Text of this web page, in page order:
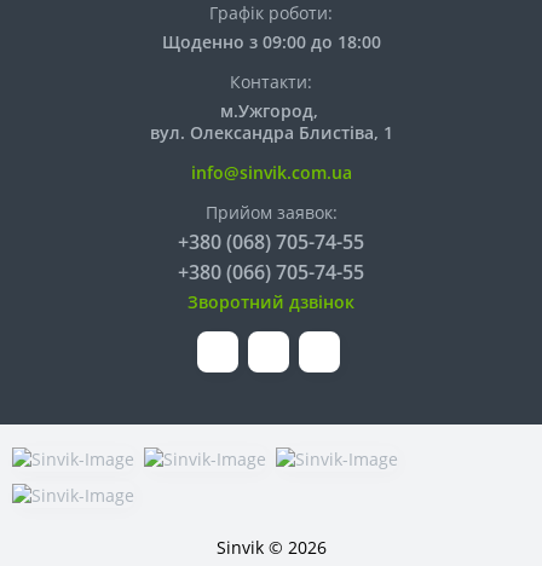
Графік роботи:
Щоденно з 09:00 до 18:00
Контакти:
м.Ужгород,
вул. Олександра Блистіва, 1
info@sinvik.com.ua
Прийом заявок:
+380 (068) 705-74-55
+380 (066) 705-74-55
Зворотний дзвінок
Sinvik © 2026